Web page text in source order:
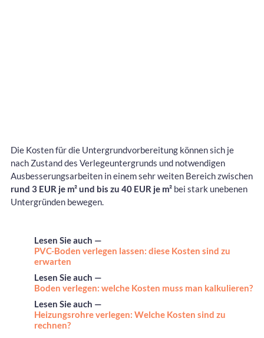
Die Kosten für die Untergrundvorbereitung können sich je
nach Zustand des Verlegeuntergrunds und notwendigen
Ausbesserungsarbeiten in einem sehr weiten Bereich zwischen
rund 3 EUR je m² und bis zu 40 EUR je m² bei stark unebenen
Untergründen bewegen.
Lesen Sie auch —
PVC-Boden verlegen lassen: diese Kosten sind zu
erwarten
Lesen Sie auch —
Boden verlegen: welche Kosten muss man kalkulieren?
Lesen Sie auch —
Heizungsrohre verlegen: Welche Kosten sind zu
rechnen?